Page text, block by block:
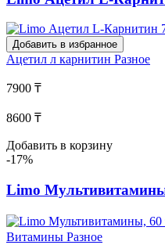
Добавить в избранное
Ацетил л карнитин Разное
7900 ₸
8600 ₸
Добавить в корзину
-17%
Limo
Витамины Разное